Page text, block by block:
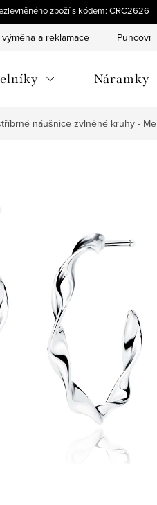
zboží s kódem: CRC2626
a reklamace Puncovní
Náramky
náušnice zvlněné kruhy -